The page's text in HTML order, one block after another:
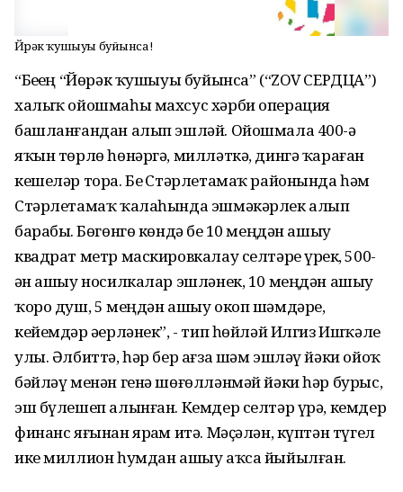
Йөрәк ҡушыуы буйынса!
“Беҙҙең “Йөрәк ҡушыуы буйынса” (“ZOV СЕРДЦА”)
халыҡ ойошмаһы махсус хәрби операция
башланғандан алып эшләй. Ойошмала 400-ҙә
яҡын төрлө һөнәргә, милләткә, дингә ҡараған
кешеләр тора. Беҙ Стәрлетамаҡ районында һәм
Стәрлетамаҡ ҡалаһында эшмәкәрлек алып
барабыҙ. Бөгөнгө көндә беҙ 10 меңдән ашыу
квадрат метр маскировкалау селтәре үрҙек, 500-
ҙән ашыу носилкалар эшләнек, 10 меңдән ашыу
ҡоро душ, 5 меңдән ашыу окоп шәмдәре,
кейемдәр әҙерләнек”, - тип һөйләй Илгиз Ишҡәле
улы. Әлбиттә, һәр бер ағза шәм эшләү йәки ойоҡ
бәйләү менән генә шөғөлләнмәй йәки һәр бурыс,
эш бүлешеп алынған. Кемдер селтәр үрә, кемдер
финанс яғынан ярҙам итә. Мәҫәлән, күптән түгел
ике миллион һумдан ашыу аҡса йыйылған.